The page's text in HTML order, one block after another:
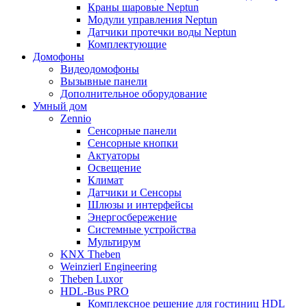
Краны шаровые Neptun
Модули управления Neptun
Датчики протечки воды Neptun
Комплектующие
Домофоны
Видеодомофоны
Вызывные панели
Дополнительное оборудование
Умный дом
Zennio
Сенсорные панели
Сенсорные кнопки
Актуаторы
Освещение
Климат
Датчики и Сенсоры
Шлюзы и интерфейсы
Энергосбережение
Системные устройства
Мультирум
KNX Theben
Weinzierl Engineering
Theben Luxor
HDL-Bus PRO
Комплексное решение для гостиниц HDL